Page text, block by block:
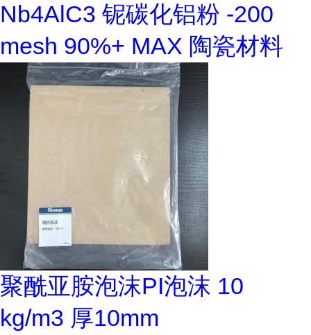
Nb4AlC3 铌碳化铝粉 -200
mesh 90%+ MAX 陶瓷材料
聚酰亚胺泡沫PI泡沫 10
kg/m3 厚10mm